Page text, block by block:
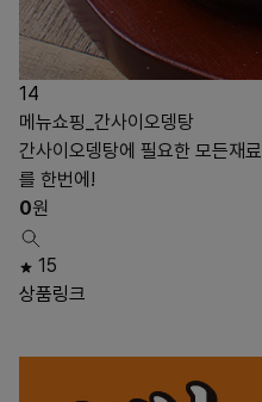
14
메뉴쇼핑_간사이오뎅탕
간사이오뎅탕에 필요한 모든재료
를 한번에!
0원
15
상품링크